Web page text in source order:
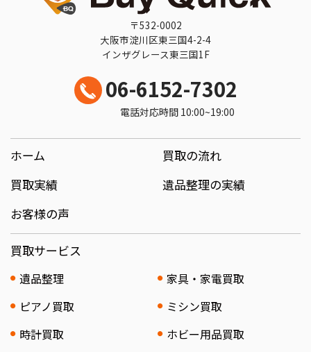
〒532-0002
大阪市淀川区東三国4-2-4
インザグレース東三国1F
06-6152-7302
電話対応時間 10:00~19:00
ホーム
買取の流れ
買取実績
遺品整理の実績
お客様の声
買取サービス
遺品整理
家具・家電買取
ピアノ買取
ミシン買取
時計買取
ホビー用品買取